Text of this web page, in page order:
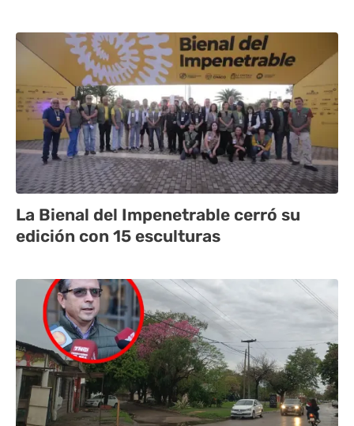
La Bienal del Impenetrable cerró su
edición con 15 esculturas